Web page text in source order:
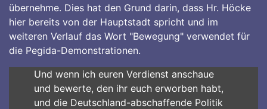
übernehme. Dies hat den Grund darin, dass Hr. Höcke
hier bereits von der Hauptstadt spricht und im
weiteren Verlauf das Wort "Bewegung" verwendet für
die Pegida-Demonstrationen.
Und wenn ich euren Verdienst anschaue
und bewerte, den ihr euch erworben habt,
und die Deutschland-abschaffende Politik